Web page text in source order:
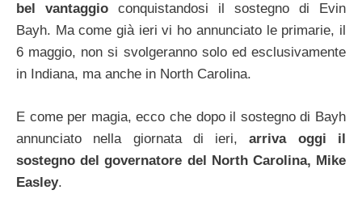
bel vantaggio conquistandosi il sostegno di Evin
Bayh. Ma come già ieri vi ho annunciato le primarie, il
6 maggio, non si svolgeranno solo ed esclusivamente
in Indiana, ma anche in North Carolina.
E come per magia, ecco che dopo il sostegno di Bayh
annunciato nella giornata di ieri,arriva oggi il
sostegno del governatore del North Carolina, Mike
Easley.